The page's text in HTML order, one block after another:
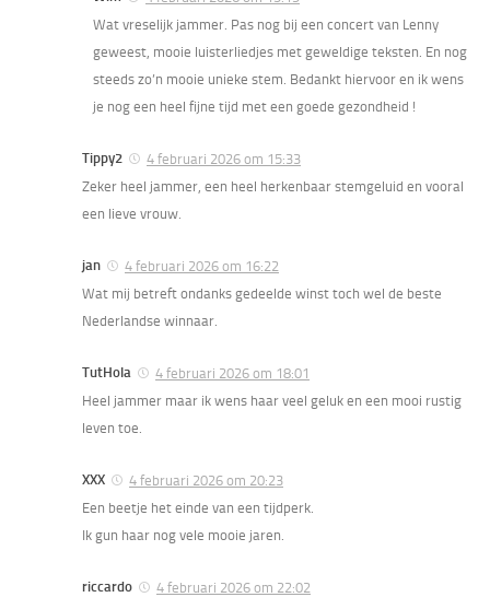
Wat vreselijk jammer. Pas nog bij een concert van Lenny
geweest, mooie luisterliedjes met geweldige teksten. En nog
steeds zo’n mooie unieke stem. Bedankt hiervoor en ik wens
je nog een heel fijne tijd met een goede gezondheid !
Tippy2
4 februari 2026 om 15:33
Zeker heel jammer, een heel herkenbaar stemgeluid en vooral
een lieve vrouw.
jan
4 februari 2026 om 16:22
Wat mij betreft ondanks gedeelde winst toch wel de beste
Nederlandse winnaar.
TutHola
4 februari 2026 om 18:01
Heel jammer maar ik wens haar veel geluk en een mooi rustig
leven toe.
XXX
4 februari 2026 om 20:23
Een beetje het einde van een tijdperk.
Ik gun haar nog vele mooie jaren.
riccardo
4 februari 2026 om 22:02